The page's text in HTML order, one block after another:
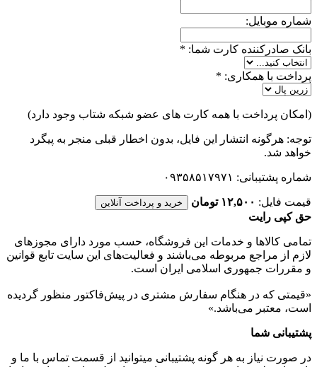
شماره موبایل:
بانک صادرکننده کارت شما: *
پرداخت با همکاری: *
(امکان پرداخت با همه کارت های عضو شبکه شتاب وجود دارد)
توجه: هرگونه انتشار این فایل، بدون اخطار قبلی منجر به پیگرد
خواهد شد.
شماره پشتیبانی: ۰۹۳۵۸۵۱۷۹۷۱
قیمت فایل: ۱۲,۵۰۰ تومان خرید و پرداخت آنلاین
حق کپی رایت
تمامی كالاها و خدمات اين فروشگاه، حسب مورد دارای مجوزهای
لازم از مراجع مربوطه می‌باشند و فعاليت‌های اين سايت تابع قوانين
و مقررات جمهوری اسلامی ايران است.
«قیمتی که در هنگام سفارش مشتری در پیش‌­فاکتور منظور گرديده
است، معتبر می‌باشد.»
پشتیبانی شما
در صورت نیاز به هر گونه پشتیبانی میتوانید از قسمت تماس با ما و